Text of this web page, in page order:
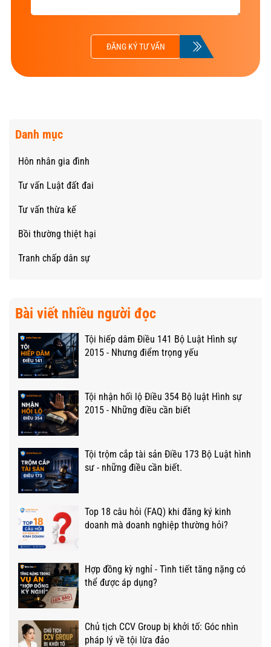
ĐĂNG KÝ TƯ VẤN
Danh mục
Hôn nhân gia đình
Tư vấn Luật đất đai
Tư vấn thừa kế
Bồi thường thiệt hại
Tranh chấp dân sự
Bài viết nhiều người đọc
Tội hiếp dâm Điều 141 Bộ Luật Hình sự
2015 - Nhưng điểm trọng yếu
Tội nhận hối lộ Điều 354 Bộ luật Hình sự
2015 - Những điều cần biết
Tội trộm cắp tài sản Điều 173 Bộ Luật hình
sư - những điều cần biết.
Top 18 câu hỏi (FAQ) khi đăng ký kinh
doanh mà doanh nghiệp thường hỏi?
Hợp đồng kỳ nghỉ - Tình tiết tăng nặng có
thể được áp dụng?
Chủ tịch CCV Group bị khởi tố: Góc nhìn
pháp lý về tội lừa đảo